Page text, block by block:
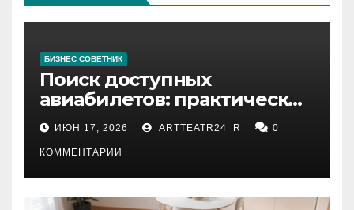
БИЗНЕС СОВЕТНИК
Поиск доступных
авиабилетов: практические
рекомендации
ИЮН 17, 2026 ARTTEATR24_R 0
КОММЕНТАРИИ